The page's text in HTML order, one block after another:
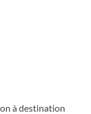
à destination